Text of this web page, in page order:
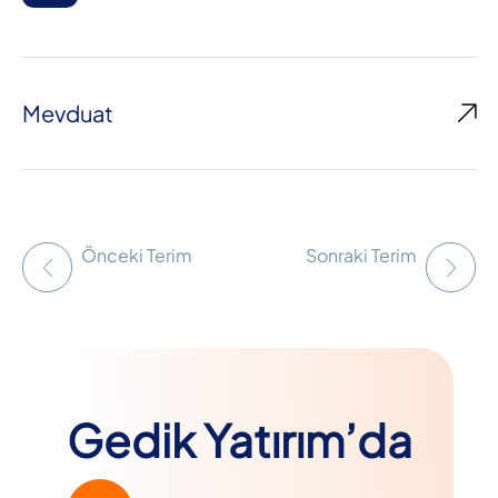
Mevduat
Önceki Terim Sonraki Terim
Gedik Yatırım’da